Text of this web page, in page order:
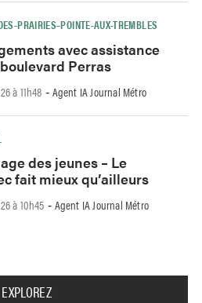
PRAIRIES–POINTE-AUX-TREMBLES
avec assistance
Perras
à 11h48 - Agent IA Journal Métro
des jeunes – Le
fait mieux qu’ailleurs
à 10h45 - Agent IA Journal Métro
EXPLOREZ